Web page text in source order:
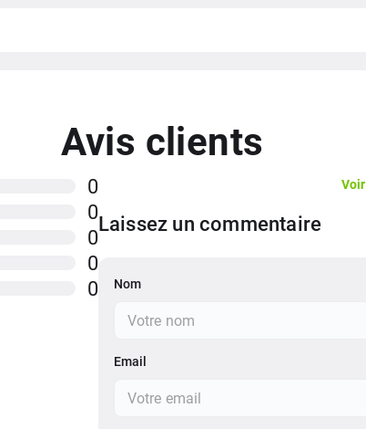
Avis clients
0
0
0
0
0
Laissez un commentaire
Nom
Email